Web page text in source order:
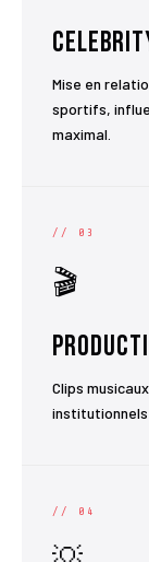
Mise en
sportifs,
maximal.
// 03
🎬
Clips
// 04